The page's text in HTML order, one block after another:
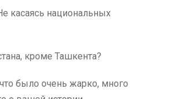
касаясь национальных
кроме Ташкента?
было очень жарко, много